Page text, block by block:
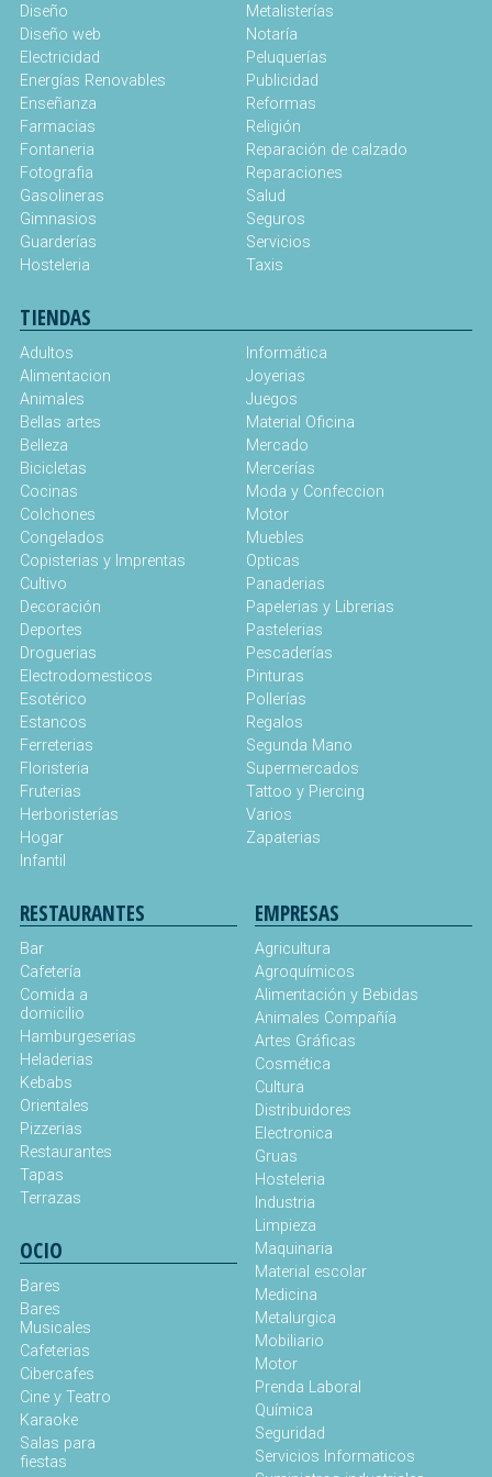
Diseño
Diseño web
Electricidad
Energías Renovables
Enseñanza
Farmacias
Fontaneria
Fotografia
Gasolineras
Gimnasios
Guarderías
Hosteleria
Metalisterías
Notaría
Peluquerías
Publicidad
Reformas
Religión
Reparación de calzado
Reparaciones
Salud
Seguros
Servicios
Taxis
TIENDAS
Adultos
Alimentacion
Animales
Bellas artes
Belleza
Bicicletas
Cocinas
Colchones
Congelados
Copisterias y Imprentas
Cultivo
Decoración
Deportes
Droguerias
Electrodomesticos
Esotérico
Estancos
Ferreterias
Floristeria
Fruterias
Herboristerías
Hogar
Infantil
Informática
Joyerias
Juegos
Material Oficina
Mercado
Mercerías
Moda y Confeccion
Motor
Muebles
Opticas
Panaderias
Papelerias y Librerias
Pastelerias
Pescaderías
Pinturas
Pollerías
Regalos
Segunda Mano
Supermercados
Tattoo y Piercing
Varios
Zapaterias
RESTAURANTES
Bar
Cafetería
Comida a
domicilio
Hamburgeserias
Heladerias
Kebabs
Orientales
Pizzerias
Restaurantes
Tapas
Terrazas
OCIO
Bares
Bares
Musicales
Cafeterias
Cibercafes
Cine y Teatro
Karaoke
Salas para
fiestas
EMPRESAS
Agricultura
Agroquímicos
Alimentación y Bebidas
Animales Compañía
Artes Gráficas
Cosmética
Cultura
Distribuidores
Electronica
Gruas
Hosteleria
Industria
Limpieza
Maquinaria
Material escolar
Medicina
Metalurgica
Mobiliario
Motor
Prenda Laboral
Química
Seguridad
Servicios Informaticos